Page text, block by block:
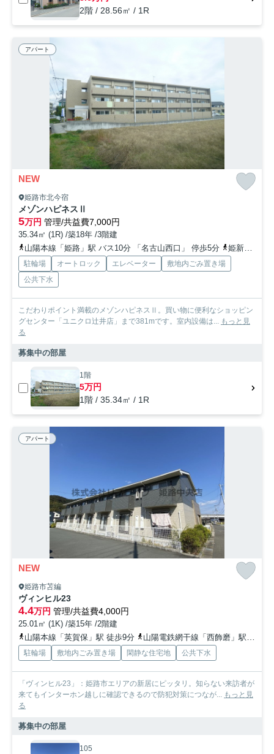
2階 / 28.56㎡ / 1R
アパート
NEW
姫路市北今宿
メゾンハピネスⅡ
5万円 管理/共益費7,000円
35.34㎡ (1R) /築18年 /3階建
山陽本線「姫路」駅 バス10分 「名古山西口」 停歩5分
姫新線「播磨高岡」駅 徒歩17分
駐輪場 オートロック エレベーター
敷地内ごみ置き場
公共下水
こだわりポイント満載のメゾンハピネスⅡ。買い物に便利なショッピン
グセンター「ユニクロ辻井店」まで381mです。室内設備は... もっと見
る
募集中の部屋
1階
5万円
1階 / 35.34㎡ / 1R
アパート
NEW
姫路市苫編
ヴィンヒル23
4.4万円 管理/共益費4,000円
25.01㎡ (1K) /築15年 /2階建
山陽本線「英賀保」駅 徒歩9分
山陽電鉄網干線「西飾磨」駅 徒歩25分
駐輪場 敷地内ごみ置き場 閑静な住宅地 公共下水
「ヴィンヒル23」：姫路市エリアの新居にピッタリ。知らない来訪者が
来てもインターホン越しに確認できるので防犯対策につなが... もっと見
る
募集中の部屋
105